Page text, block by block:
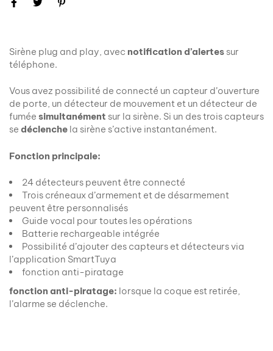
Sirène plug and play, avec notification d’alertes sur
téléphone.
Vous avez possibilité de connecté un capteur d’ouverture
de porte, un détecteur de mouvement et un détecteur de
fumée simultanément sur la sirène. Si un des trois capteurs
se déclenche la sirène s’active instantanément.
Fonction principale:
24 détecteurs peuvent être connecté
Trois créneaux d’armement et de désarmement
peuvent être personnalisés
Guide vocal pour toutes les opérations
Batterie rechargeable intégrée
Possibilité d’ajouter des capteurs et détecteurs via
l’application SmartTuya
fonction anti-piratage
fonction anti-piratage: lorsque la coque est retirée,
l’alarme se déclenche.